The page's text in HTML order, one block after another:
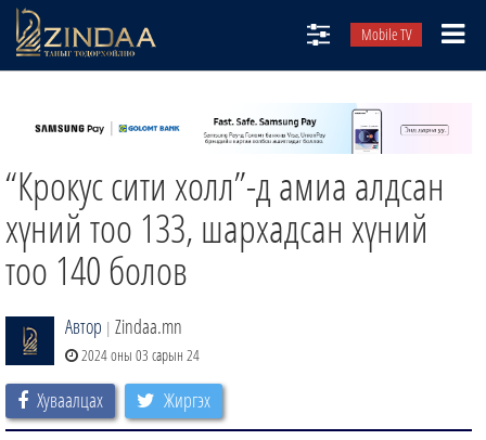
Mobile TV
ТВ8
ӨГЛӨӨНИЙ СОНИН
АУДИО ЗОХИОЛ
ЗИНДАА СЭТГҮҮЛ
“Крокус сити холл”-д амиа алдсан
хүний тоо 133, шархадсан хүний
тоо 140 болов
Автор | Zindaa.mn
2024 оны 03 сарын 24
Хуваалцах Жиргэх